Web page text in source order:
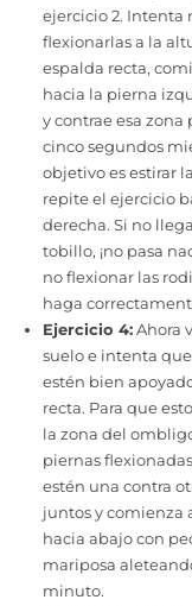
ejercicio 2. Intenta
flexionarlas a la
espalda recta,
hacia la pierna
y contrae esa
cinco segundos
objetivo es estirar
repite el ejercicio
derecha. Si no
tobillo, ¡no pasa
no flexionar las
haga
Ejercicio 4:Ahora
suelo e intenta
estén bien
recta. Para que
la zona del
piernas
estén una contra
juntos y comienza
hacia abajo con
mariposa
minuto.